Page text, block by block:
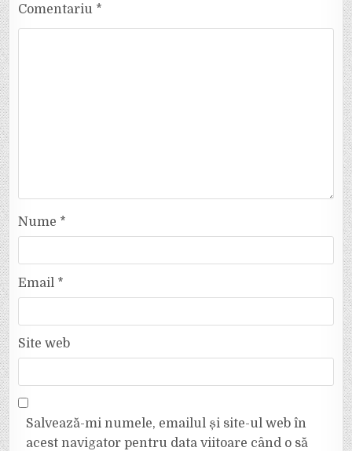
Comentariu *
Nume *
Email *
Site web
Salvează-mi numele, emailul și site-ul web în
acest navigator pentru data viitoare când o să